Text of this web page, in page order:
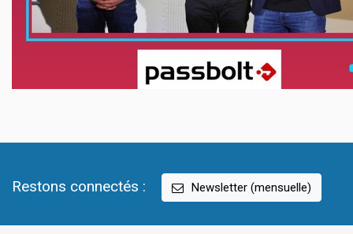
Restons connectés : Newsletter (mensuelle)